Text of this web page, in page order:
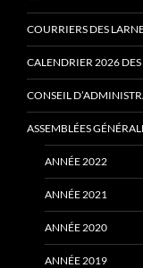
COURRIERS DES
CALENDRIER 2026
CONSEIL
ASSEMBLÉES
ANNÉE 2022
ANNÉE 2021
ANNÉE 2020
ANNÉE 2019